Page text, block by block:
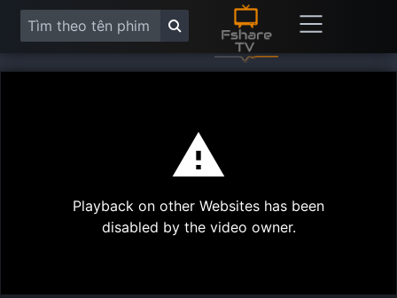
Play
Playback on other Websites has been
disabled by the video owner.